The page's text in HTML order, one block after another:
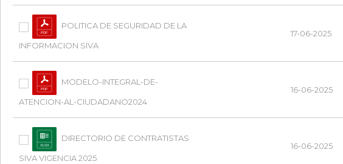
POLITICA DE SEGURIDAD DE LA
INFORMACION SIVA
17-06-2025
MODELO-INTEGRAL-DE-
ATENCION-AL-CIUDADANO2024
16-06-2025
DIRECTORIO DE CONTRATISTAS
SIVA VIGENCIA 2025
16-06-2025